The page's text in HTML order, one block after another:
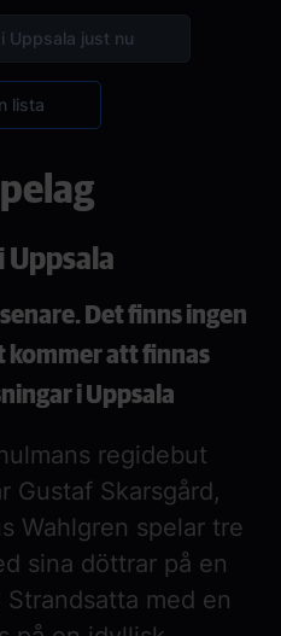
Uppsala just nu
lista
Uppsala
Det finns ingen
kommer att finnas
i Uppsala
regidebut
Gustaf Skarsgård,
Wahlgren spelar tre
sina döttrar på en
med en